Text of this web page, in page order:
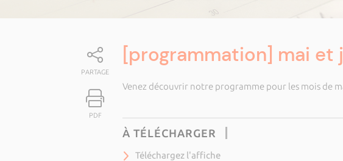
PARTAGE
PDF
[programmation] mai et
Venez découvrir notre programme pour les mois de
À TÉLÉCHARGER
Téléchargez l'affiche